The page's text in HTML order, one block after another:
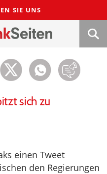
SIE UNS
sich zu
einen Tweet
den Regierungen